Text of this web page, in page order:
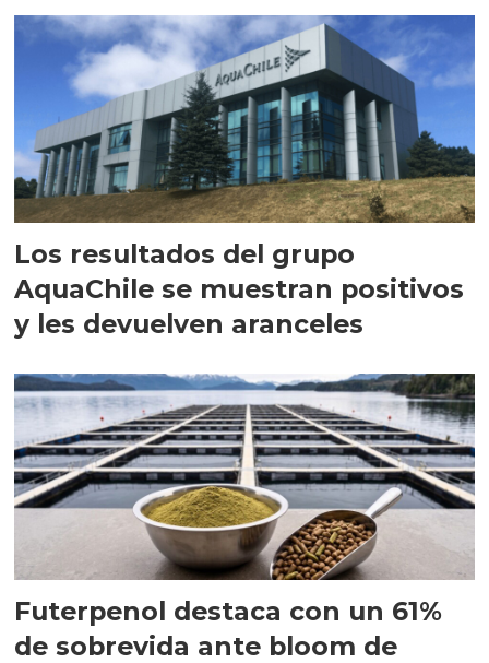
Los resultados del grupo
AquaChile se muestran positivos
y les devuelven aranceles
Futerpenol destaca con un 61%
de sobrevida ante bloom de